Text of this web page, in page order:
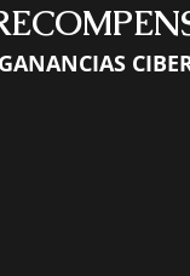
GANANCIAS